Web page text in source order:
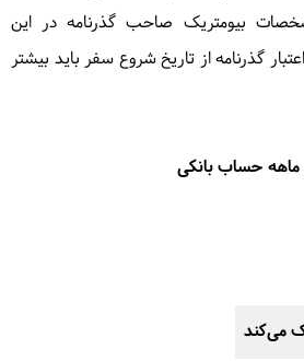
بیومتریک صاحب گذرنامه در این
گذرنامه از تاریخ شروع سفر باید بیشتر
حساب بانکی
می‌کند